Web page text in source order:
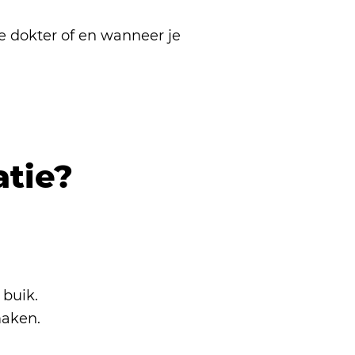
dokter of en wanneer je